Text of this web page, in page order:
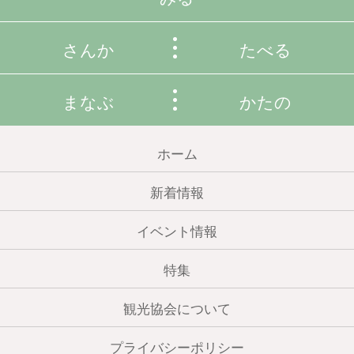
さんか たべる
まなぶ かたの
ホーム
新着情報
イベント情報
特集
観光協会について
プライバシーポリシー